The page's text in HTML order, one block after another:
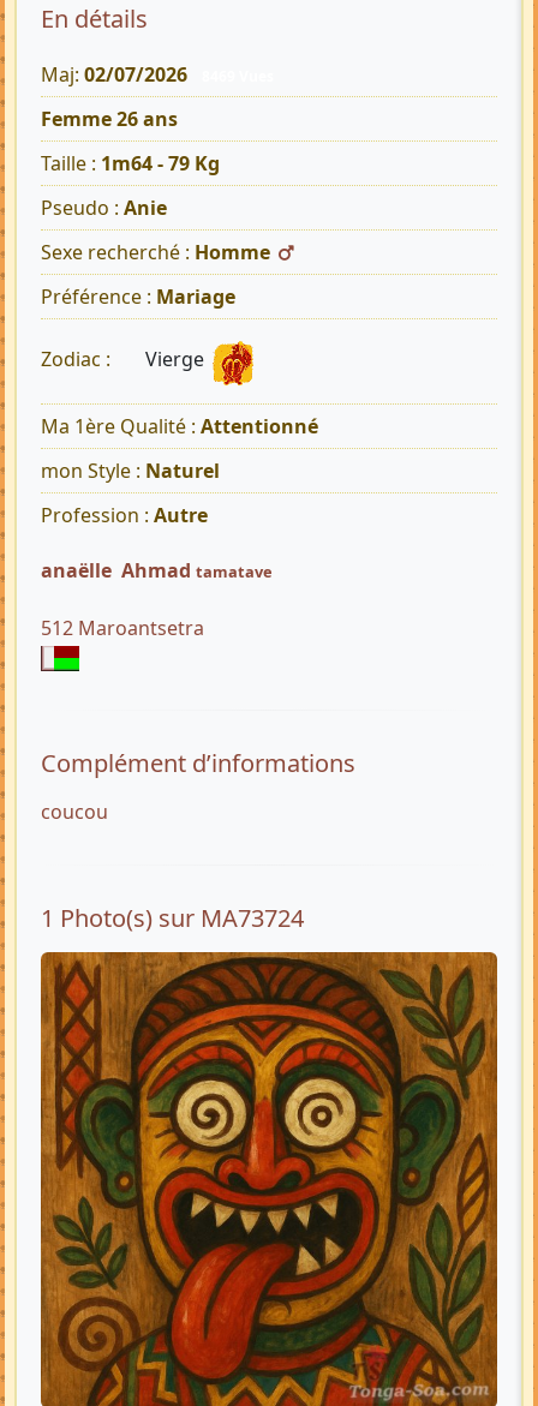
En détails
Maj: 02/07/2026
Femme 26 ans
Taille : 1m64 - 79 Kg
Pseudo : Anie
Sexe recherché : Homme
Préférence : Mariage
Zodiac : Vierge
Ma 1ère Qualité : Attentionné
mon Style : Naturel
Profession : Autre
anaëlle Ahmad tamatave
512 Maroantsetra
Complément d’informations
coucou
1 Photo(s) sur MA73724